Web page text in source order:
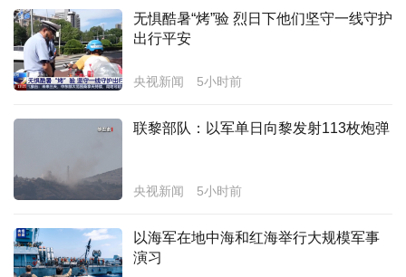
极客圈
经济
健康
相亲
无惧酷暑“烤”验 烈日下他们坚守一线守护
出行平安
央视新闻 5小时前
联黎部队：以军单日向黎发射113枚炮弹
央视新闻 5小时前
以海军在地中海和红海举行大规模军事
演习